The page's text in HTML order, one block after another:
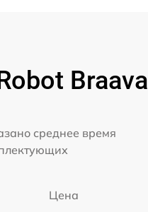
Braava
среднее время
Цена